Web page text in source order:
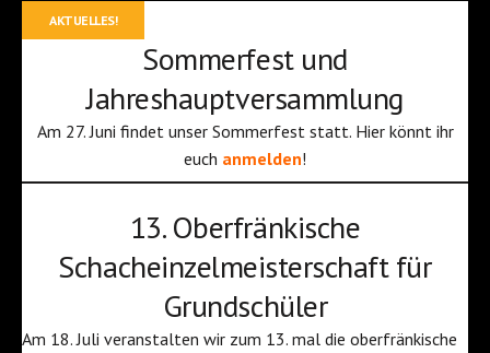
AKTUELLES!
Sommerfest und
Jahreshauptversammlung
Am 27. Juni findet unser Sommerfest statt. Hier könnt ihr
euch anmelden!
13. Oberfränkische
Schacheinzelmeisterschaft für
Grundschüler
Am 18. Juli veranstalten wir zum 13. mal die oberfränkische